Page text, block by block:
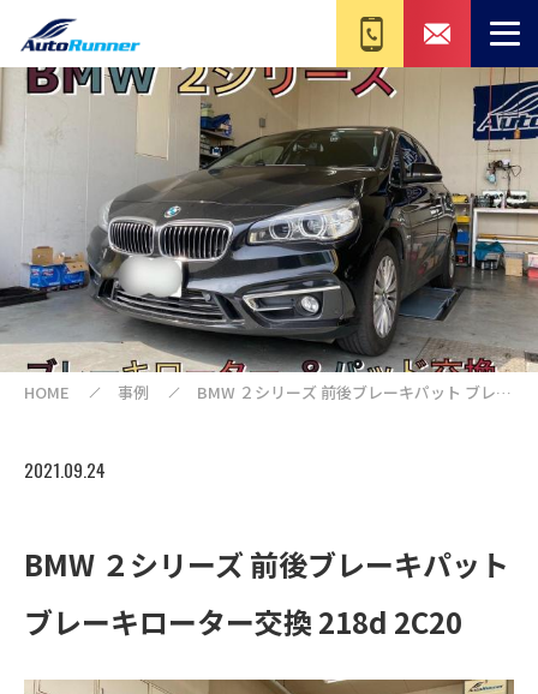
HOME 事例
BMW ２シリーズ 前後ブレーキパット ブレー
2021.09.24
BMW ２シリーズ 前後ブレーキパット
ブレーキローター交換 218d 2C20